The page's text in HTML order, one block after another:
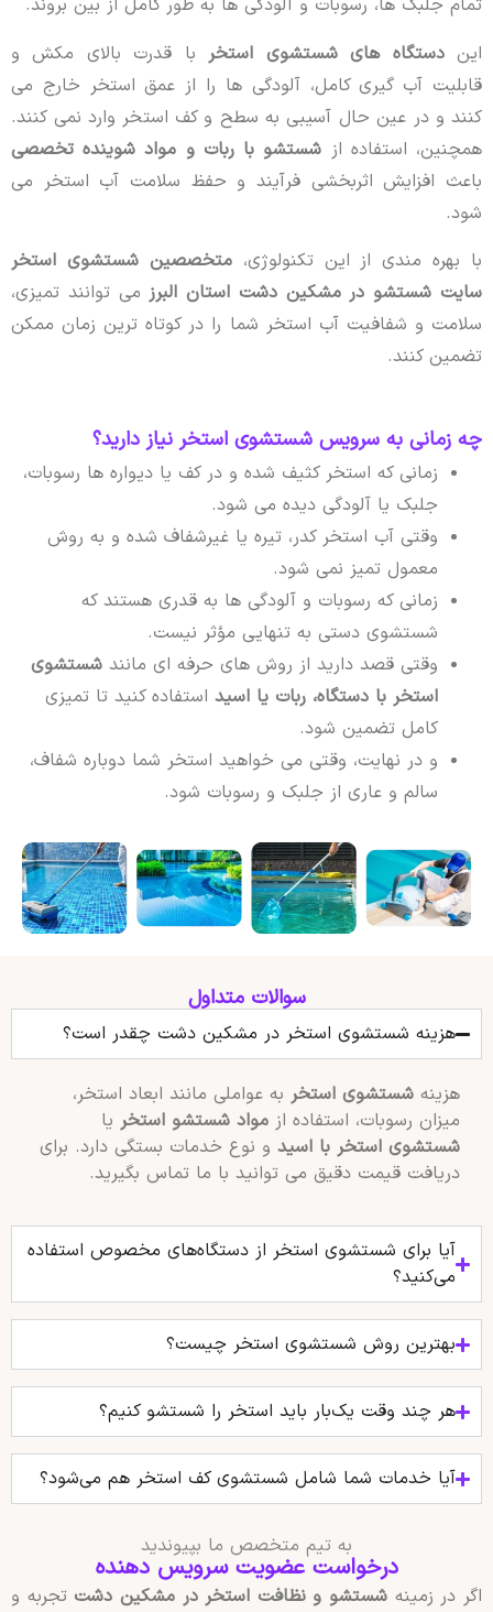
تمام جلبک ها، رسوبات و آلودگی ها به طور کامل از بین بروند.
این دستگاه های شستشوی استخربا قدرت بالای مکش و
قابلیت آب گیری کامل، آلودگی ها را از عمق استخر خارج می
کنند و در عین حال آسیبی به سطح و کف استخر وارد نمی کنند.
همچنین، استفاده از شستشو با ربات و مواد شوینده تخصصی
باعث افزایش اثربخشی فرآیند و حفظ سلامت آب استخر می
شود.
با بهره مندی از این تکنولوژی، متخصصین شستشوی استخر
سایت شستشو در مشکین دشت استان البرزمی توانند تمیزی،
سلامت و شفافیت آب استخر شما را در کوتاه ترین زمان ممکن
تضمین کنند.
چه زمانی به سرویس شستشوی استخر نیاز دارید؟
زمانی که استخر کثیف شده و در کف یا دیواره ها رسوبات،
جلبک یا آلودگی دیده می شود.
وقتی آب استخر کدر، تیره یا غیرشفاف شده و به روش
معمول تمیز نمی شود.
زمانی که رسوبات و آلودگی ها به قدری هستند که
شستشوی دستی به تنهایی مؤثر نیست.
وقتی قصد دارید از روش های حرفه ای مانند شستشوی
استخر با دستگاه، ربات یا اسیداستفاده کنید تا تمیزی
کامل تضمین شود.
و در نهایت، وقتی می خواهید استخر شما دوباره شفاف،
سالم و عاری از جلبک و رسوبات شود.
سوالات متداول
هزینه شستشوی استخر در مشکین دشت چقدر است؟
هزینه شستشوی استخربه عواملی مانند ابعاد استخر،
میزان رسوبات، استفاده از مواد شستشو استخریا
شستشوی استخر با اسیدو نوع خدمات بستگی دارد. برای
دریافت قیمت دقیق می توانید با ما تماس بگیرید.
آیا برای شستشوی استخر از دستگاه‌های مخصوص استفاده
می‌کنید؟
بهترین روش شستشوی استخر چیست؟
هر چند وقت یک‌بار باید استخر را شستشو کنیم؟
آیا خدمات شما شامل شستشوی کف استخر هم می‌شود؟
به تیم متخصص ما بپیوندید
درخواست عضویت سرویس دهنده
اگر در زمینه شستشو و نظافت استخر در مشکین دشتتجربه و